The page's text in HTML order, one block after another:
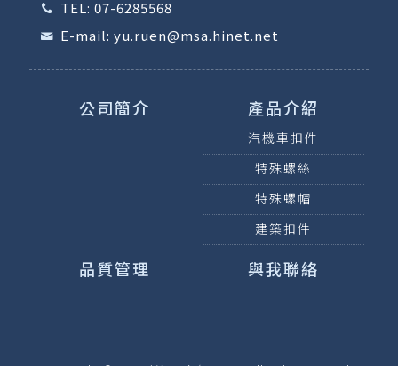
TEL: 07-6285568
E-mail: yu.ruen@msa.hinet.net
公司簡介 產品介紹
汽機車扣件
特殊螺絲
特殊螺帽
建築扣件
品質管理 與我聯絡